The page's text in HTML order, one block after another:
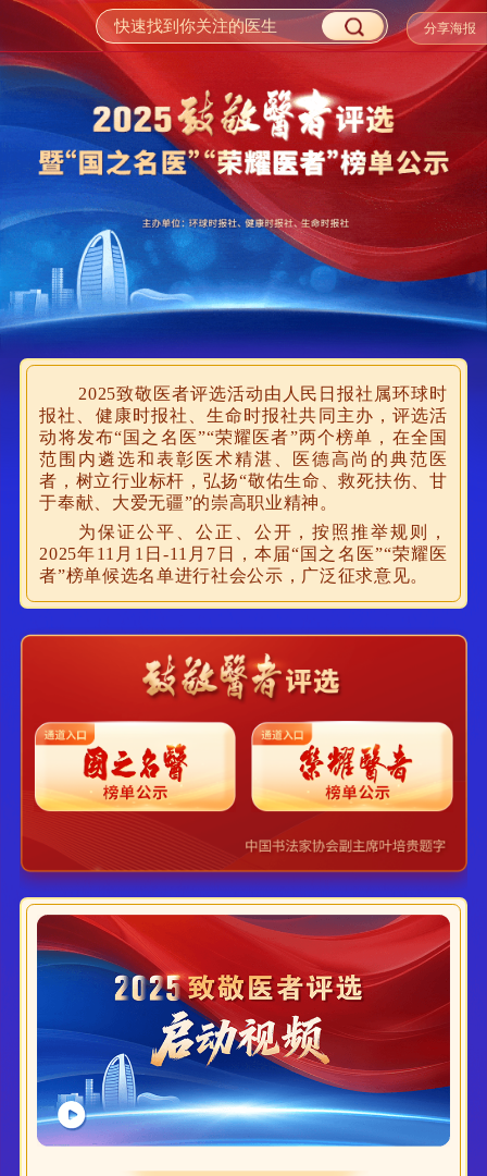
2025致敬医者评选活动由人民日报社属环球时
报社、健康时报社、生命时报社共同主办，评选活
动将发布“国之名医”“荣耀医者”两个榜单，在全国
范围内遴选和表彰医术精湛、医德高尚的典范医
者，树立行业标杆，弘扬“敬佑生命、救死扶伤、甘
于奉献、大爱无疆”的崇高职业精神。
为保证公平、公正、公开，按照推举规则，
2025年11月1日-11月7日，本届“国之名医”“荣耀医
者”榜单候选名单进行社会公示，广泛征求意见。
分享海报